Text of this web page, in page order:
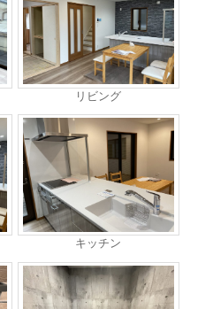
リビング
キッチン